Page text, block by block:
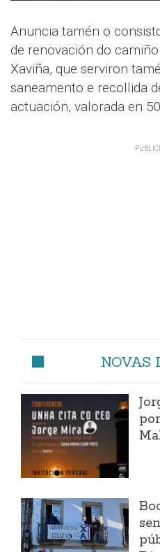
Anuncia tamén o
de renovación do
Xaviña, que serviron
saneamento e recollida
actuación, valorada en
NOVAS